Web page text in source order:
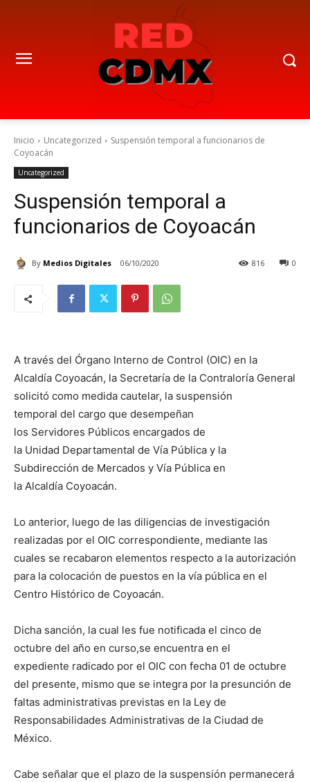
Inicio Uncategorized
Suspensión temporal a funcionarios de
Coyoacán
Uncategorized
Suspensión temporal a
funcionarios de Coyoacán
By Medios Digitales 06/10/2020 0
816
A través del Órgano Interno de Control (OIC) en la
Alcaldía Coyoacán, la Secretaría de la Contraloría General
solicitó como medida cautelar, la suspensión
temporal del cargo que desempeñan
los Servidores Públicos encargados de
la Unidad Departamental de Vía Pública y la
Subdirección de Mercados y Vía Pública en
la Alcaldía Coyoacán.
Lo anterior, luego de las diligencias de investigación
realizadas por el OIC correspondiente, mediante las
cuales se recabaron elementos respecto a la autorización
para la colocación de puestos en la vía pública en el
Centro Histórico de Coyoacán.
Dicha sanción, la cual les fue notificada el cinco de
octubre del año en curso,se encuentra en el
expediente radicado por el OIC con fecha 01 de octubre
del presente, mismo que se integra por la presunción de
faltas administrativas previstas en la Ley de
Responsabilidades Administrativas de la Ciudad de
México.
Cabe señalar que el plazo de la suspensión permanecerá